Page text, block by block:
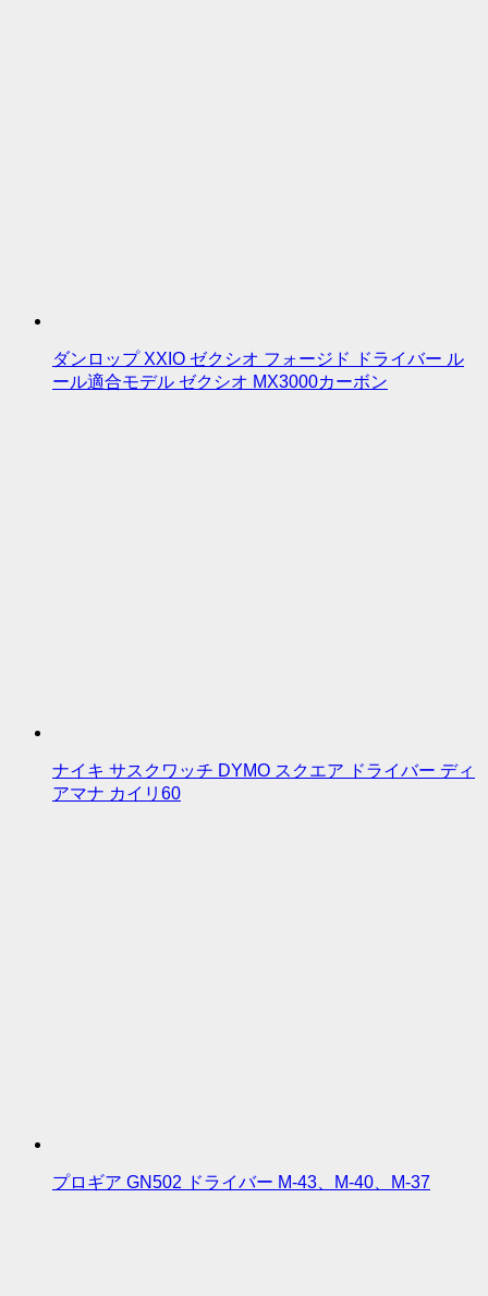
ダンロップ XXIO ゼクシオ フォージド ドライバー ル
ール適合モデル ゼクシオ MX3000カーボン
ナイキ サスクワッチ DYMO スクエア ドライバー ディ
アマナ カイリ60
プロギア GN502 ドライバー M-43、M-40、M-37